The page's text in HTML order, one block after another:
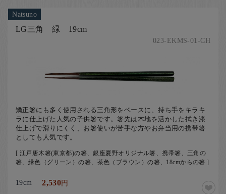
Natsuno
LG三角 緑 19cm
023-EKMS-01-CH
矯正箸にも多く使用される三角形をベースに、持ち手をキラキ
ラに仕上げた人気の子供箸です。箸先は木地を活かした拭き漆
仕上げで滑りにくく、お箸使いが苦手な方やお弁当用の携帯箸
としても人気です。
[ 江戸唐木箸(東京都)の箸、銀座夏野オリジナル箸、携帯箸、三角の
箸、緑色（グリーン）の箸、茶色（ブラウン）の箸、18cmからの箸 ]
19cm 2,530円